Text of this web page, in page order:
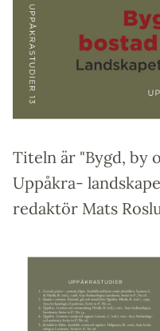
Titeln är "Bygd, by
Uppåkra-
redaktör Mats